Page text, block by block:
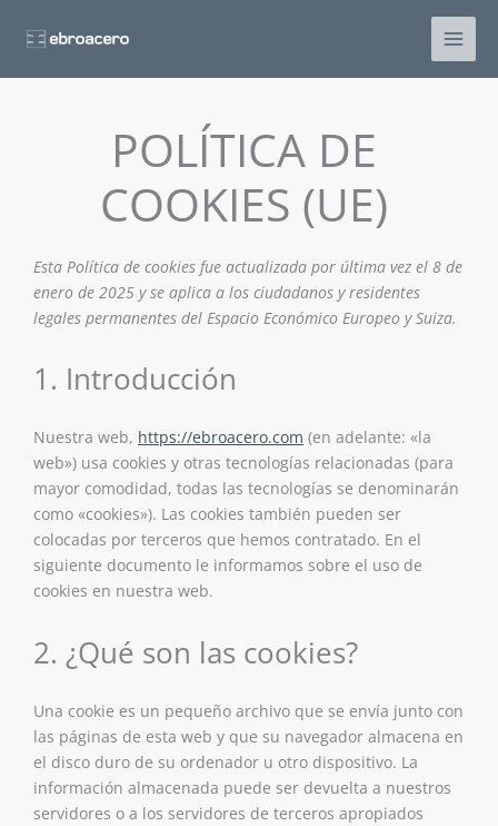
POLÍTICA DE
COOKIES (UE)
Esta Política de cookies fue actualizada por última vez el 8 de
enero de 2025 y se aplica a los ciudadanos y residentes
legales permanentes del Espacio Económico Europeo y Suiza.
1. Introducción
Nuestra web, https://ebroacero.com (en adelante: «la
web») usa cookies y otras tecnologías relacionadas (para
mayor comodidad, todas las tecnologías se denominarán
como «cookies»). Las cookies también pueden ser
colocadas por terceros que hemos contratado. En el
siguiente documento le informamos sobre el uso de
cookies en nuestra web.
2. ¿Qué son las cookies?
Una cookie es un pequeño archivo que se envía junto con
las páginas de esta web y que su navegador almacena en
el disco duro de su ordenador u otro dispositivo. La
información almacenada puede ser devuelta a nuestros
servidores o a los servidores de terceros apropiados
Consent
to
service
wistia
Consent
to
service
woocommerce
Consent
to
service
google-
Consent
to
service
wordpress
Consent
to
service
google-
Consent
to
service
google-
Consent
to
service
google-
Consent
to
service
vimeo
Consent
to
service
youtube
Consent
to
service
sharethis
Consent
to
service
complianz
Consent
to
service
elementor
Consent
to
service
linkedin
Consent
to
service
misceláneas